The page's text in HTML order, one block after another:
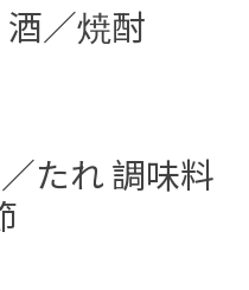
／焼酎
たれ 調味料